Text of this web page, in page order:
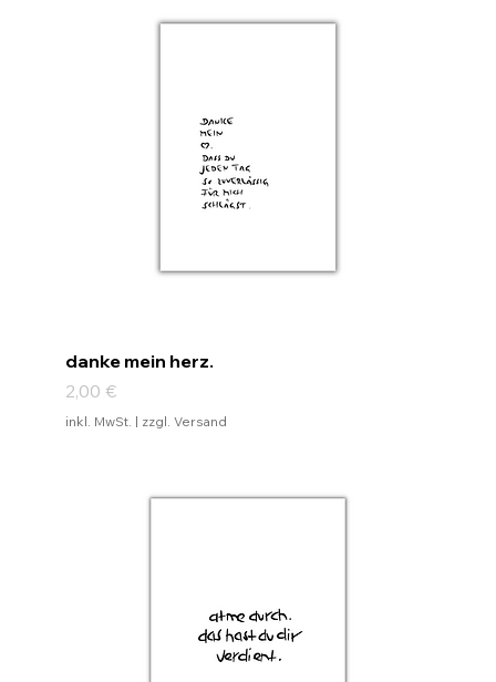
danke mein herz.
Preis
2,00 €
inkl. MwSt. | zzgl. Versand